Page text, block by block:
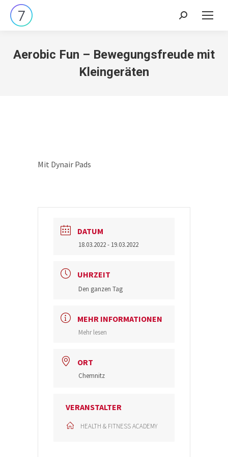
Search:
Aerobic Fun – Bewegungsfreude mit
Kleingeräten
Mit Dynair Pads
DATUM
18.03.2022- 19.03.2022
UHRZEIT
Den ganzen Tag
MEHR INFORMATIONEN
Mehr lesen
ORT
Chemnitz
VERANSTALTER
HEALTH & FITNESS ACADEMY